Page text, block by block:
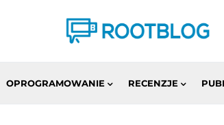
OPROGRAMOWANIE RECENZJE